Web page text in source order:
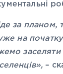
за планом,
на
заселяти
–